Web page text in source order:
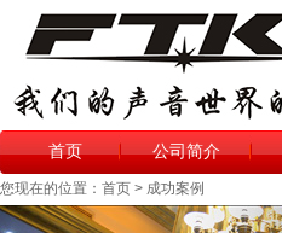
首页 公司简介
您现在的位置：首页 > 成功案例